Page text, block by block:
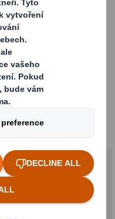
s
kruhový design
nápadů a řešení